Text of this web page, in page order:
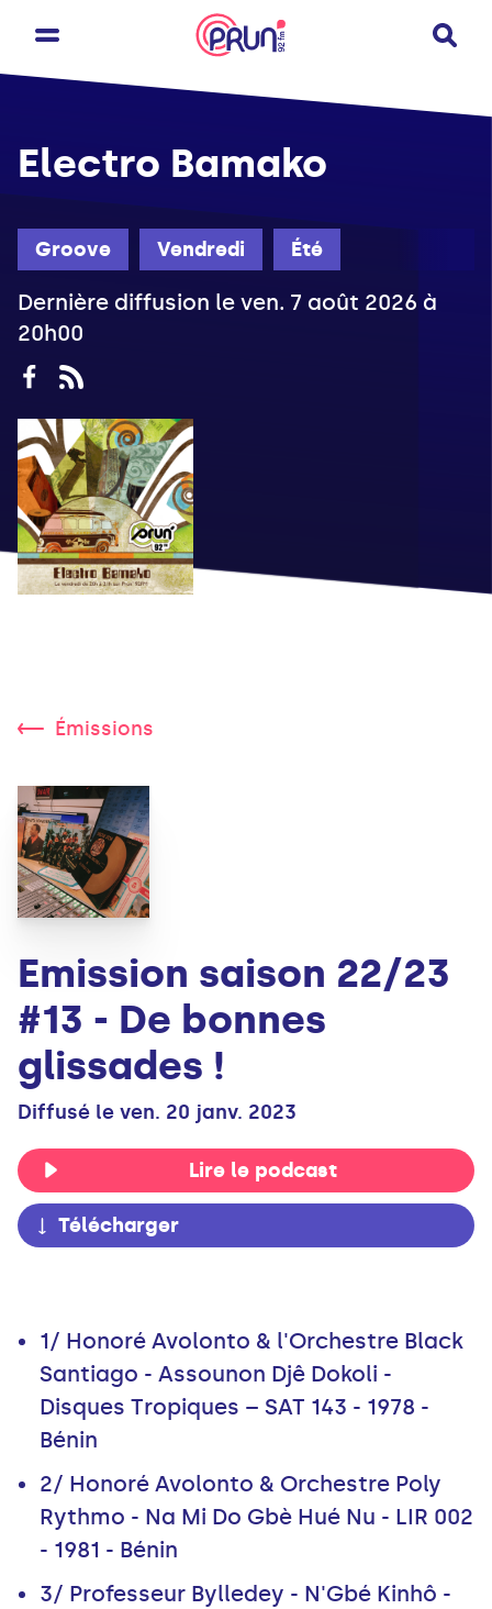
Groove Vendredi Été
Electro Bamako
Dernière diffusion le ven. 7 août 2026 à
20h00
Émissions
Emission saison 22/23
#13 - De bonnes
glissades !
Diffusé le ven. 20 janv. 2023
Lire le podcast
Télécharger
1/ Honoré Avolonto & l'Orchestre Black
Santiago - Assounon Djê Dokoli -
Disques Tropiques – SAT 143 - 1978 -
Bénin
2/ Honoré Avolonto & Orchestre Poly
Rythmo - Na Mi Do Gbè Hué Nu - LIR 002
- 1981 - Bénin
3/ Professeur Bylledey - N'Gbé Kinhô -